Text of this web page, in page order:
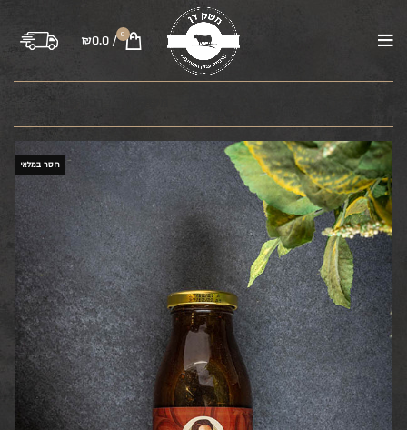
0
/
₪0.0
חסר במלאי